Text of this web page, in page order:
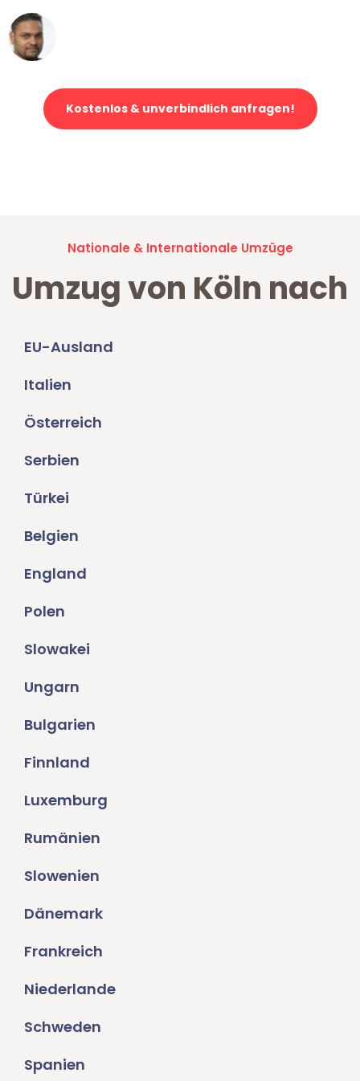
Kostenlos & unverbindlich anfragen!
Nationale & Internationale Umzüge
Umzug von Köln nach
EU-Ausland
Italien
Österreich
Serbien
Türkei
Belgien
England
Polen
Slowakei
Ungarn
Bulgarien
Finnland
Luxemburg
Rumänien
Slowenien
Dänemark
Frankreich
Niederlande
Schweden
Spanien